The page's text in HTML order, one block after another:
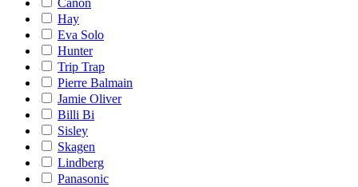
Canon
Hay
Eva Solo
Hunter
Trip Trap
Pierre Balmain
Jamie Oliver
Billi Bi
Sisley
Skagen
Lindberg
Panasonic